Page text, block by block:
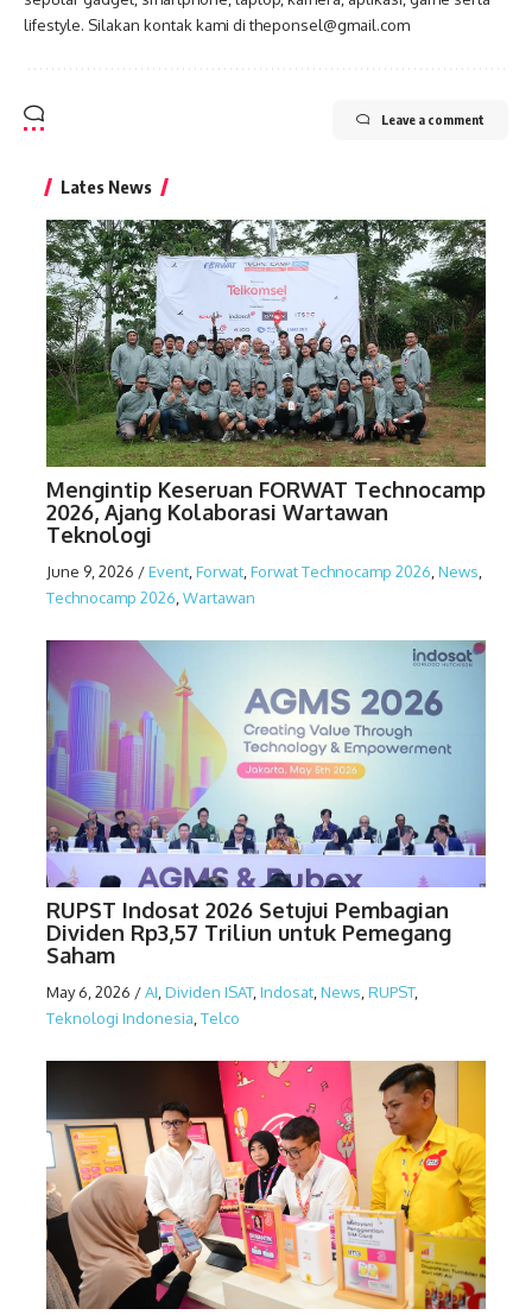
lifestyle. Silakan kontak kami di theponsel@gmail.com
Leave a comment
Lates News
Mengintip Keseruan FORWAT Technocamp
2026, Ajang Kolaborasi Wartawan
Teknologi
June 9, 2026 /Event Forwat Forwat Technocamp 2026 News
Technocamp 2026 Wartawan
RUPST Indosat 2026 Setujui Pembagian
Dividen Rp3,57 Triliun untuk Pemegang
Saham
May 6, 2026 /AI,Dividen ISAT,Indosat,News,RUPST,
Teknologi Indonesia,Telco